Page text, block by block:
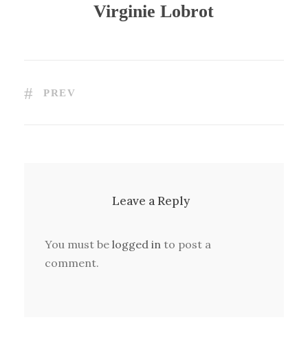
Virginie Lobrot
PREV
Leave a Reply
You must be logged in to post a
comment.